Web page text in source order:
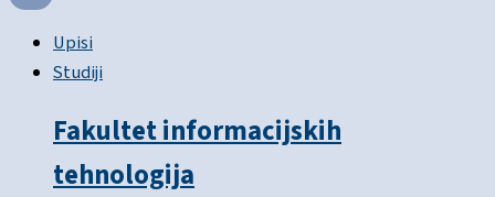
Upisi
Studiji
Fakultet informacijskih
tehnologija